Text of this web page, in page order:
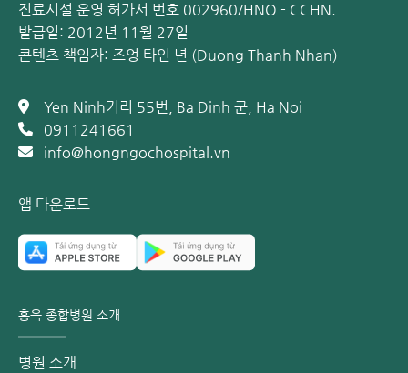
진료시설 운영 허가서 번호 002960/HNO - CCHN.
발급일: 2012년 11월 27일
콘텐츠 책임자: 즈엉 타인 년 (Duong Thanh Nhan)
Yen Ninh거리 55번, Ba Dinh 군, Ha Noi
0911241661
info@hongngochospital.vn
앱 다운로드
홍옥 종합병원 소개
병원 소개